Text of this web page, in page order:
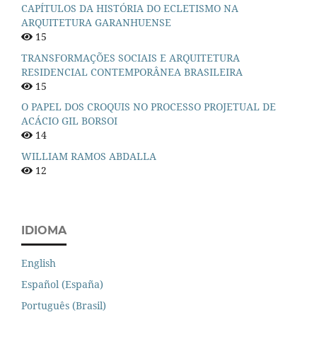
CAPÍTULOS DA HISTÓRIA DO ECLETISMO NA
ARQUITETURA GARANHUENSE
15
TRANSFORMAÇÕES SOCIAIS E ARQUITETURA
RESIDENCIAL CONTEMPORÂNEA BRASILEIRA
15
O PAPEL DOS CROQUIS NO PROCESSO PROJETUAL DE
ACÁCIO GIL BORSOI
14
WILLIAM RAMOS ABDALLA
12
IDIOMA
English
Español (España)
Português (Brasil)